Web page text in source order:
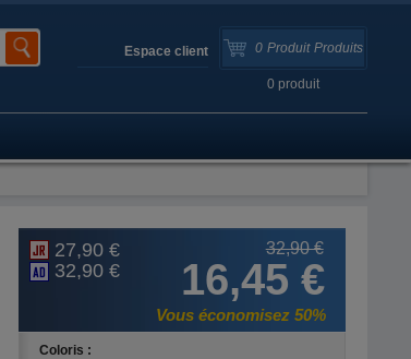
0 Produit Produits
0 produit
Espace client
27,90 €
32,90 €
32,90 €
16,45 €
Vous économisez 50%
Coloris :